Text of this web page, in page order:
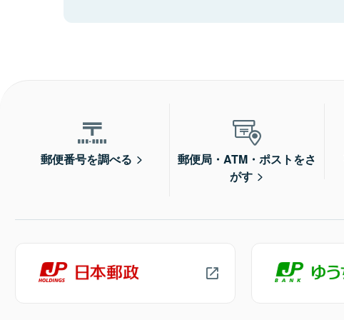
郵便番号を調べる
郵便局・ATM・ポストをさ
がす